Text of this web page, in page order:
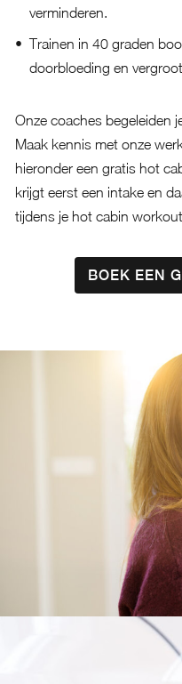
verminderen.
Trainen in 40 graden
doorbloeding en
Onze coaches begeleiden
Maak kennis met onze
hieronder een gratis hot
krijgt eerst een intake en
tijdens je hot cabin
BOEK EEN